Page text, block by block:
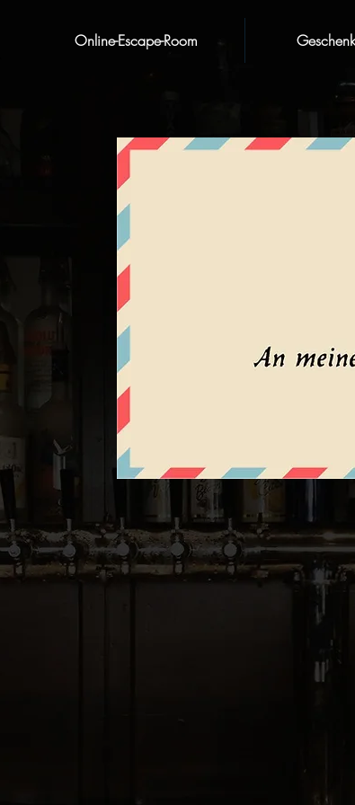
Online-Escape-Room